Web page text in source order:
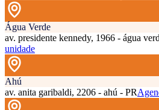
Água Verde
av. presidente kennedy, 1966 - água
unidade
Ahú
av. anita garibaldi, 2206 - ahú - PR